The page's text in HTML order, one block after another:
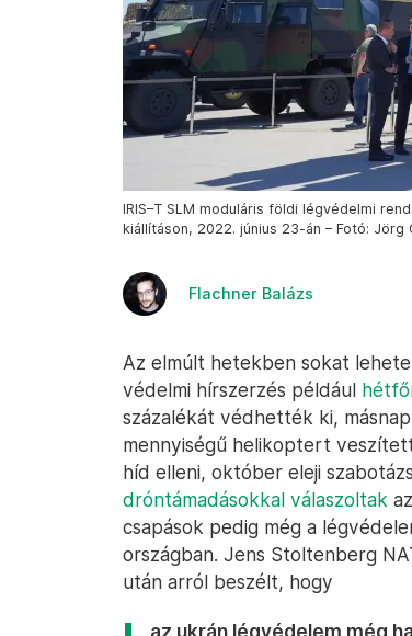
IRIS–T SLM moduláris földi légvédelmi
kiállításon, 2022. június 23-án – Fotó: Jörg
Flachner Balázs
Az elmúlt hetekben sokat
védelmi hírszerzés például
százalékát védhették ki,
mennyiségű helikoptert
híd elleni, október eleji
dróntámadásokkal válaszoltak
csapások pedig még a
országban. Jens Stoltenberg
után arról beszélt, hogy
az ukrán légvédelem még